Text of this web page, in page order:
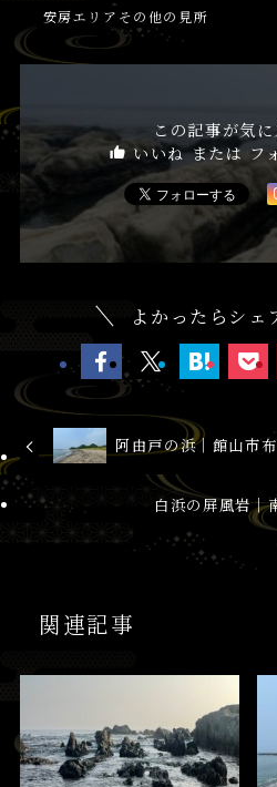
安房エリアその他の見所
この記事が気
いいね または フ
よかったらシェ
阿由戸の浜│館山市
白浜の屏風岩│
関連記事